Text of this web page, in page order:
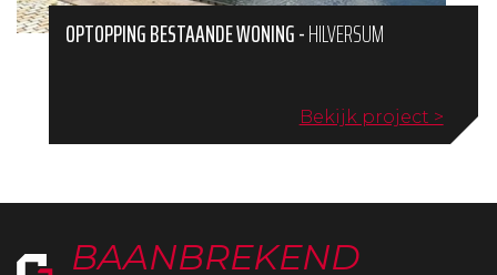
OPTOPPING BESTAANDE WONING-HILVERSUM
Bekijk project >
BAANBREKEND